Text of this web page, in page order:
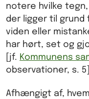
notere hvilke
der ligger til grund
viden eller
har hørt, set og
[jf. Kommunens
observationer, s.
Afhængigt af,